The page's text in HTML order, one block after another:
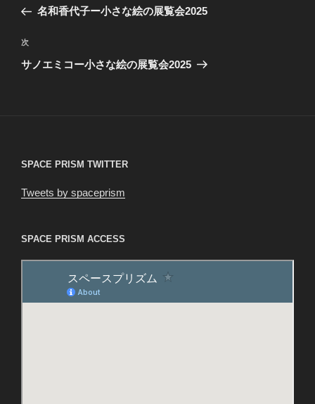
ナ
ビ
ゲ
の
稿
名和香代子ー小さな絵の展覧会2025
次
の
次
サノエミコー小さな絵の展覧会2025
SPACE PRISM TWITTER
Tweets by spaceprism
SPACE PRISM ACCESS